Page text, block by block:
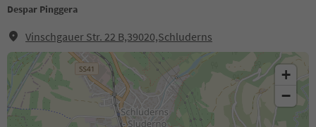
Despar Pinggera
Vinschgauer Str. 22 B,39020,Schluderns
+
−